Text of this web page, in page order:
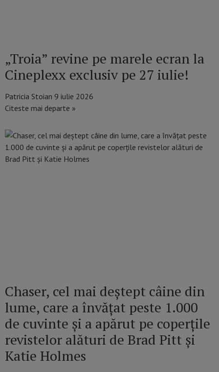
„Troia” revine pe marele ecran la
Cineplexx exclusiv pe 27 iulie!
Patricia Stoian 9 iulie 2026
Citeste mai departe »
Chaser, cel mai deștept câine din
lume, care a învățat peste 1.000
de cuvinte și a apărut pe coperțile
revistelor alături de Brad Pitt și
Katie Holmes